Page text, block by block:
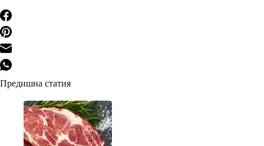
Post
Navigation
Предишна статия